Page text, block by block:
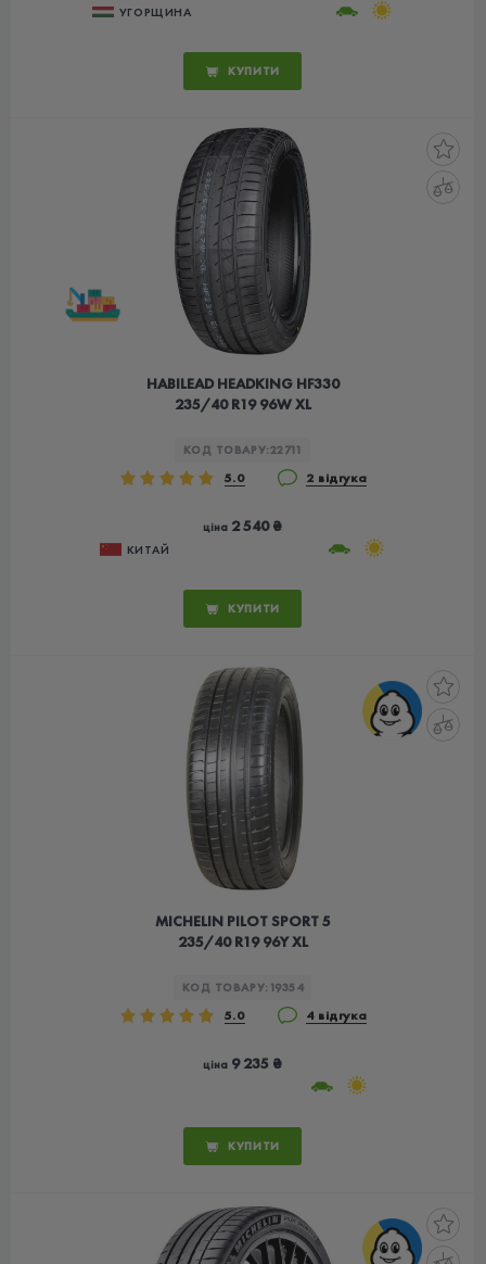
УГОРЩИНА
КУПИТИ
HABILEAD HEADKING HF330
235/40 R19 96W XL
КОД ТОВАРУ:22711
5.0 2 відгука
ціна 2 540 ₴
КИТАЙ
КУПИТИ
MICHELIN PILOT SPORT 5
235/40 R19 96Y XL
КОД ТОВАРУ: 19354
5.0 4 відгука
ціна 9 235 ₴
КУПИТИ